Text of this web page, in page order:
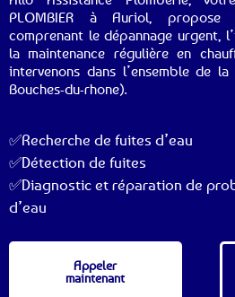
PLOMBIER à Auriol, propose
comprenant le dépannage urgent,
la maintenance régulière en
intervenons dans l’ensemble de
Bouches-du-rhone).
✅Recherche de fuites d’eau
✅Détection de fuites
✅Diagnostic et réparation de
d’eau
Appeler
maintenant